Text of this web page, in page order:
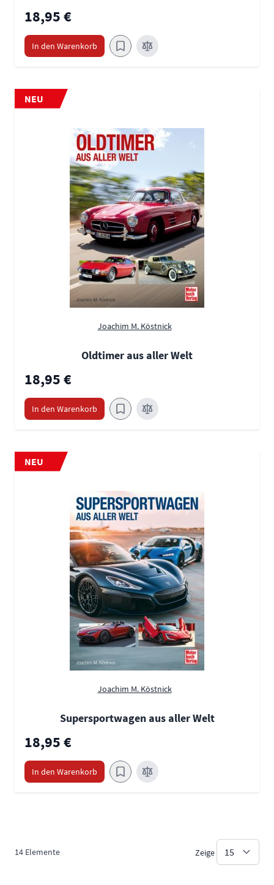
18,95 €
In den Warenkorb
NEU
Joachim M. Köstnick
Oldtimer aus aller Welt
18,95 €
In den Warenkorb
NEU
Joachim M. Köstnick
Supersportwagen aus aller Welt
18,95 €
In den Warenkorb
14 Elemente Zeige